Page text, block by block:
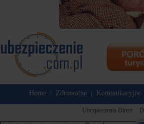
Home Zdrowotne Komunikacyjne
Ubezpieczenia Direct